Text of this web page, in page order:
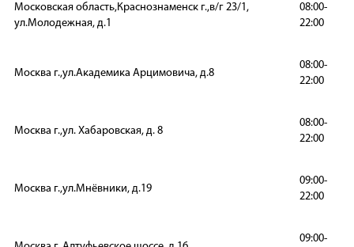
Московская область,Краснознаменск г.,в/г 23/1,
ул.Молодежная, д.1
08:00-
22:00
Москва г.,ул.Академика Арцимовича, д.8
08:00-
22:00
Москва г.,ул. Хабаровская, д. 8
08:00-
22:00
Москва г.,ул.Мнёвники, д.19
09:00-
22:00
09:00-